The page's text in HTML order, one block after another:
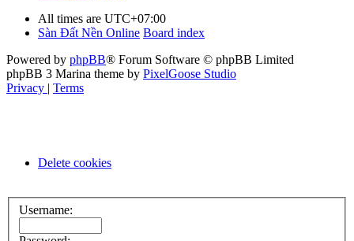
All times are UTC+07:00
Sàn Đất Nền Online Board index
Powered by phpBB® Forum Software © phpBB Limited
phpBB 3 Marina theme by PixelGoose Studio
Privacy | Terms
Delete cookies
Username: